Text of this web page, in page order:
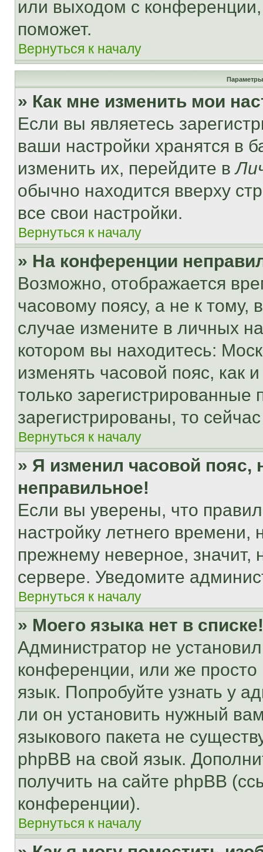
или выходом с
поможет.
Вернуться к началу
Параметры
» Как мне изменить мои
Если вы являетесь
ваши настройки хранятся в
изменить их, перейдите в
обычно находится вверху
все свои настройки.
Вернуться к началу
» На конференции
Возможно, отображается
часовому поясу, а не к тому,
случае измените в личных
котором вы находитесь:
изменять часовой пояс, как
только
зарегистрированы, то
Вернуться к началу
» Я изменил часовой пояс,
неправильное!
Если вы уверены, что
настройку летнего
прежнему неверное, значит,
сервере. Уведомите
Вернуться к началу
» Моего языка нет в списке!
Администратор не
конференции, или же
язык. Попробуйте узнать у
ли он установить нужный
языкового пакета не
phpBB на свой язык.
получить на сайте phpBB
конференции).
Вернуться к началу